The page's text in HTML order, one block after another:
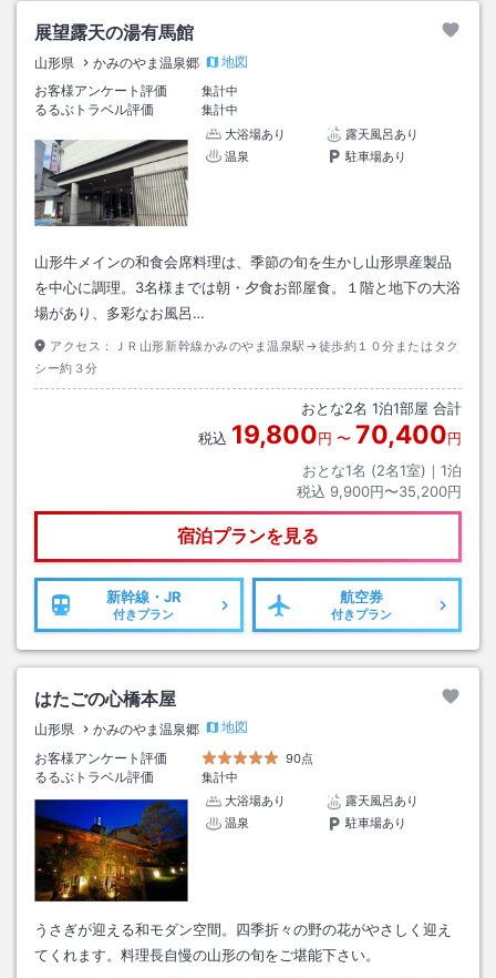
展望露天の湯有馬館
山形県 かみのやま温泉郷
地図
お客様アンケート評価
集計中
るるぶトラベル評価
集計中
大浴場あり
露天風呂あり
温泉
駐車場あり
山形牛メインの和食会席料理は、季節の旬を生かし山形県産製品
を中心に調理。3名様までは朝・夕食お部屋食。１階と地下の大浴
場があり、多彩なお風呂…
アクセス：
ＪＲ山形新幹線かみのやま温泉駅→徒歩約１０分またはタク
シー約３分
おとな2名 1泊1部屋 合計
税込 19,800円 〜 70,400円
おとな1名 (2名1室)｜ 1泊
税込 9,900円〜35,200円
宿泊プランを見る
新幹線・JR
付きプラン
航空券
付きプラン
はたごの心橋本屋
山形県 かみのやま温泉郷
地図
お客様アンケート評価
90点
るるぶトラベル評価
集計中
大浴場あり
露天風呂あり
温泉
駐車場あり
うさぎが迎える和モダン空間。四季折々の野の花がやさしく迎え
てくれます。料理長自慢の山形の旬をご堪能下さい。